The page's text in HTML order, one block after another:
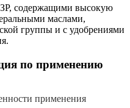
содержащими высокую
маслами,
группы и с удобрениями
по применению
применения